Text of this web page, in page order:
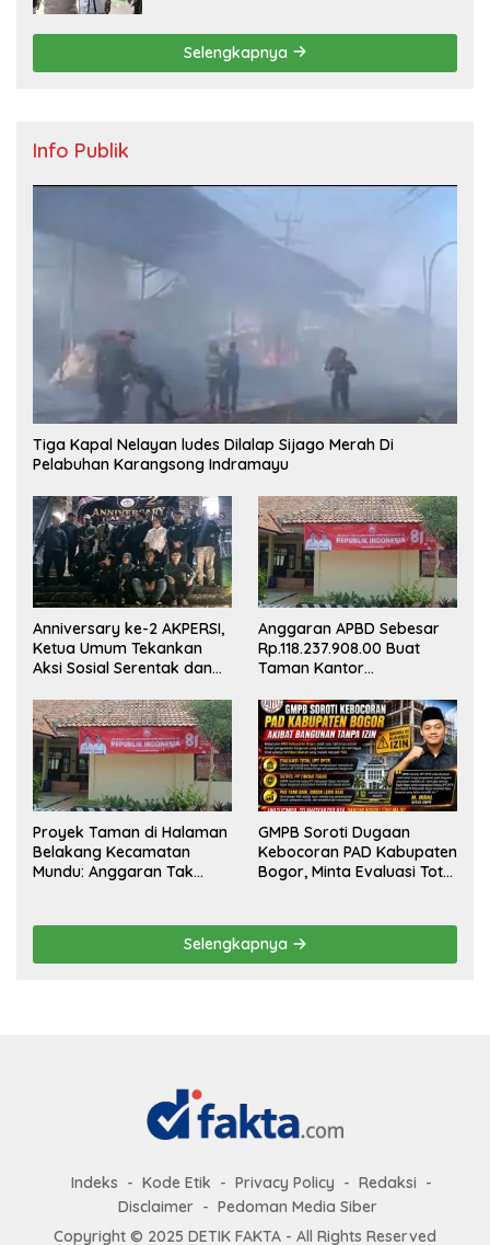
Selengkapnya
Info Publik
Tiga Kapal Nelayan ludes Dilalap Sijago Merah Di
Pelabuhan Karangsong Indramayu
Anniversary ke-2 AKPERSI,
Ketua Umum Tekankan
Aksi Sosial Serentak dan
Konstituen ke Dewan Pers
Anggaran APBD Sebesar
Rp.118.237.908.00 Buat
Taman Kantor
Masuk Akal, Harus
Dipertanggungjawabkan
Secara Terbuka!
Proyek Taman di Halaman
Belakang Kecamatan
Mundu: Anggaran Tak
GMPB Soroti Dugaan
Kebocoran PAD Kabupaten
Bogor, Minta Evaluasi Total
Selengkapnya
Indeks Kode Etik Privacy Policy
Redaksi
Disclaimer
Pedoman Media Siber
Copyright © 2025 DETIK FAKTA - All Rights Reserved